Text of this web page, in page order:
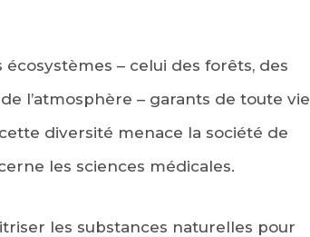
– celui des forêts, des
l’atmosphère – garants de toute vie
diversité menace la société de
les sciences médicales.
les substances naturelles pour